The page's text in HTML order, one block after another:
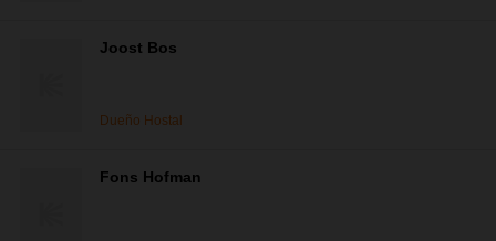
Joost Bos
Dueño Hostal
Fons Hofman